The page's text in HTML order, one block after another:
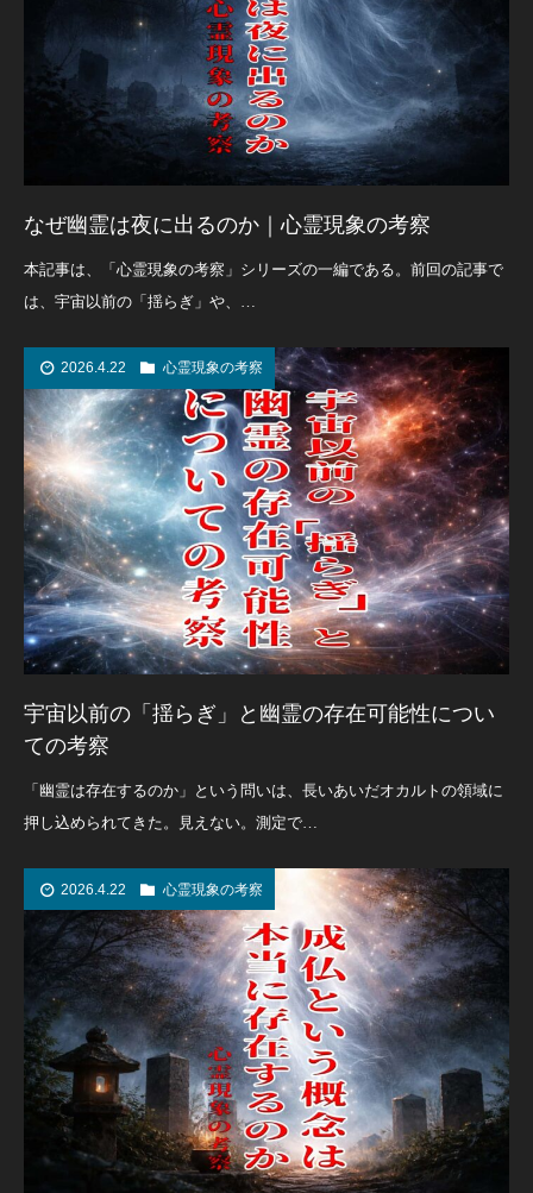
なぜ幽霊は夜に出るのか｜心霊現象の考察
本記事は、「心霊現象の考察」シリーズの一編である。前回の記事で
は、宇宙以前の「揺らぎ」や、…
2026.4.22 心霊現象の考察
宇宙以前の「揺らぎ」と幽霊の存在可能性につい
ての考察
「幽霊は存在するのか」という問いは、長いあいだオカルトの領域に
押し込められてきた。見えない。測定で…
2026.4.22 心霊現象の考察